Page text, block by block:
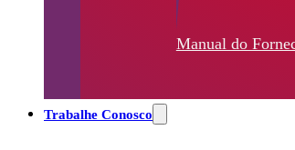
Manual do
Trabalhe Conosco